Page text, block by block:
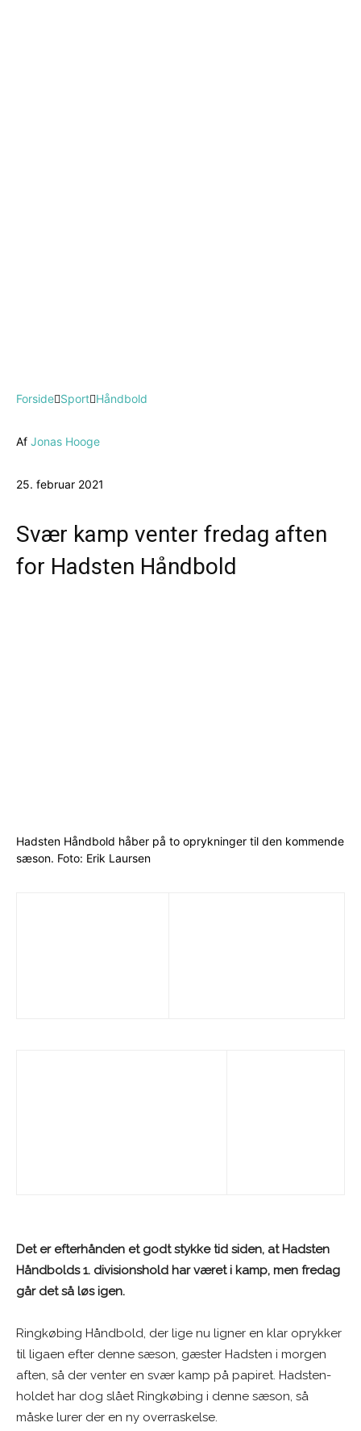
Forside Sport Håndbold
Af Jonas Hooge
25. februar 2021
Svær kamp venter fredag aften
for Hadsten Håndbold
Hadsten Håndbold håber på to oprykninger til den kommende
sæson. Foto: Erik Laursen
Det er efterhånden et godt stykke tid siden, at Hadsten
Håndbolds 1. divisionshold har været i kamp, men fredag
går det så løs igen.
Ringkøbing Håndbold, der lige nu ligner en klar oprykker
til ligaen efter denne sæson, gæster Hadsten i morgen
aften, så der venter en svær kamp på papiret. Hadsten-
holdet har dog slået Ringkøbing i denne sæson, så
måske lurer der en ny overraskelse.